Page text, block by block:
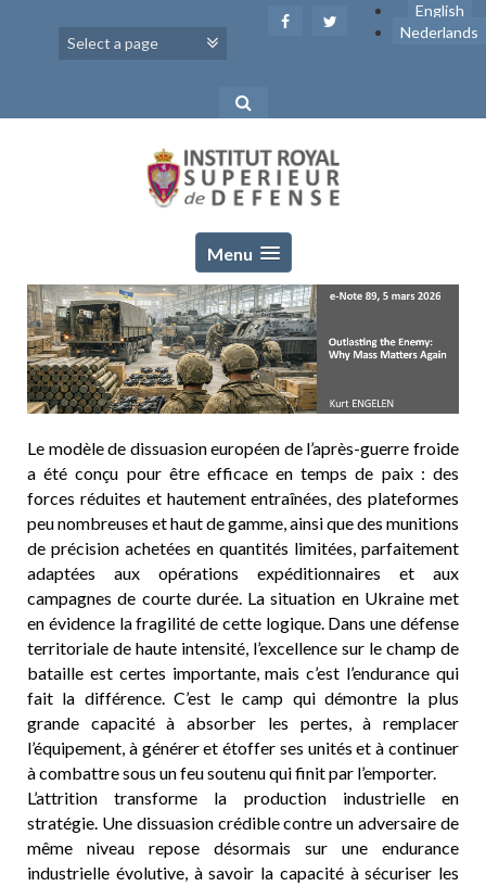
English
Nederlands
Menu
Le modèle de dissuasion européen de l’après-guerre froide
a été conçu pour être efficace en temps de paix : des
forces réduites et hautement entraînées, des plateformes
peu nombreuses et haut de gamme, ainsi que des munitions
de précision achetées en quantités limitées, parfaitement
adaptées aux opérations expéditionnaires et aux
campagnes de courte durée. La situation en Ukraine met
en évidence la fragilité de cette logique. Dans une défense
territoriale de haute intensité, l’excellence sur le champ de
bataille est certes importante, mais c’est l’endurance qui
fait la différence. C’est le camp qui démontre la plus
grande capacité à absorber les pertes, à remplacer
l’équipement, à générer et étoffer ses unités et à continuer
à combattre sous un feu soutenu qui finit par l’emporter.
L’attrition transforme la production industrielle en
stratégie. Une dissuasion crédible contre un adversaire de
même niveau repose désormais sur une endurance
industrielle évolutive, à savoir la capacité à sécuriser les